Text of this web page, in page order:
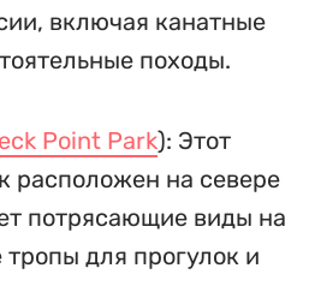
включая канатные
походы.
Point Park): Этот
расположен на севере
потрясающие виды на
для прогулок и